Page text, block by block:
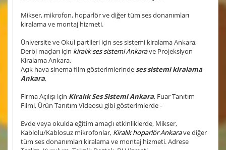
Mikser, mikrofon, hoparlör ve diğer tüm ses donanımları
kiralama ve montaj hizmeti.
Üniversite ve Okul partileri için ses sistemi kiralama Ankara,
Derbi maçları için kiralık ses sistemi Ankarave Projeksiyon
Kiralama Ankara,
Açık hava sinema film gösterimlerindeses sistemi kiralama
Ankara,
Firma Açılışı için Kiralık Ses Sistemi Ankara, Fuar Tanıtım
Filmi, Ürün Tanıtım Videosu gibi gösterimlerde -
Evde veya okulda eğitim amaçlı etkinliklerde, Mikser,
Kablolu/Kablosuz mikrofonlar, Kiralık hoparlör Ankarave diğer
tüm ses donanımları kiralama ve montaj hizmeti. Adrese